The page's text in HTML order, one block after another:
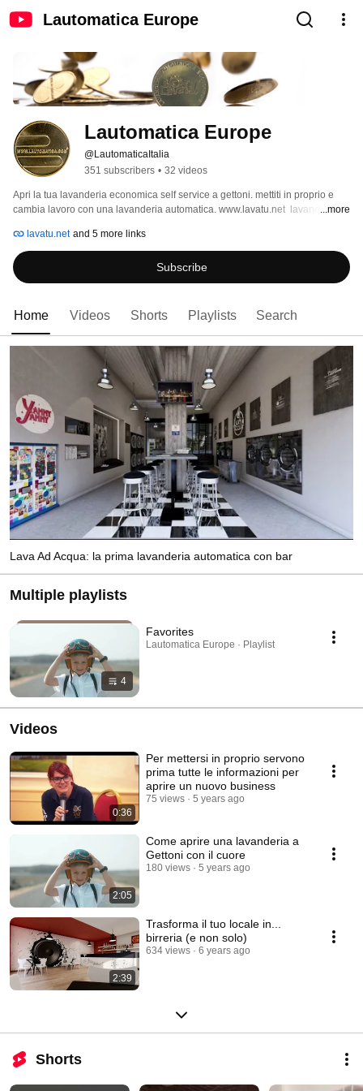
Lautomatica Europe
Lautomatica Europe
@LautomaticaItalia
351 subscribers • 32 videos
Apri la tua lavanderia economica self service a gettoni. mettiti in proprio e
cambia lavoro con una lavanderia automatica. www.lavatu.net  lavanderie
automatica a gettoni www.biolavatu.it e se fosse una LavaBar?
...more
lavatu.net and 5 more links
Subscribe
Home Videos Shorts Playlists Search
Lava Ad Acqua: la prima lavanderia automatica con bar
Multiple playlists
4
Favorites
Lautomatica Europe · Playlist
Videos
0:36
Per mettersi in proprio servono
prima tutte le informazioni per
aprire un nuovo business
75 views 5 years ago
2:05
Come aprire una lavanderia a
Gettoni con il cuore
180 views 5 years ago
2:39
Trasforma il tuo locale in...
birreria (e non solo)
634 views 6 years ago
Shorts